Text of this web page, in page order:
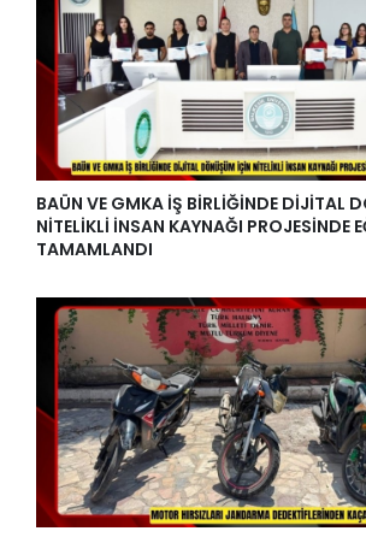
BAÜN VE GMKA İŞ BİRLİĞİNDE DİJİTAL
NİTELİKLİ İNSAN KAYNAĞI PROJESİNDE
TAMAMLANDI